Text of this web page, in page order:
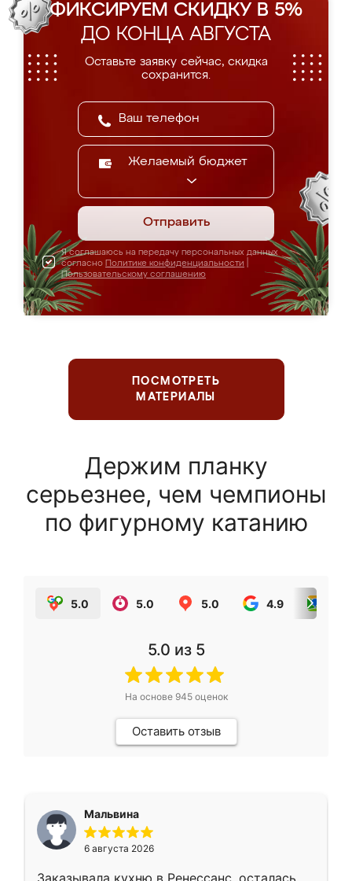
ФИКСИРУЕМ СКИДКУ В 5%
ДО КОНЦА АВГУСТА
Оставьте заявку сейчас, скидка
сохранится.
Желаемый бюджет
Отправить
Я соглашаюсь на передачу персональных данных
согласно Политике конфиденциальности
Пользовательскому соглашению
ПОСМОТРЕТЬ
МАТЕРИАЛЫ
Держим планку
серьезнее, чем чемпионы
по фигурному катанию
5.0 5.0 5.0 4.9
5.0 из 5
На основе 945оценок
Оставить отзыв
Мальвина
6 августа 2026
Заказывала кухню в Ренессанс, осталась